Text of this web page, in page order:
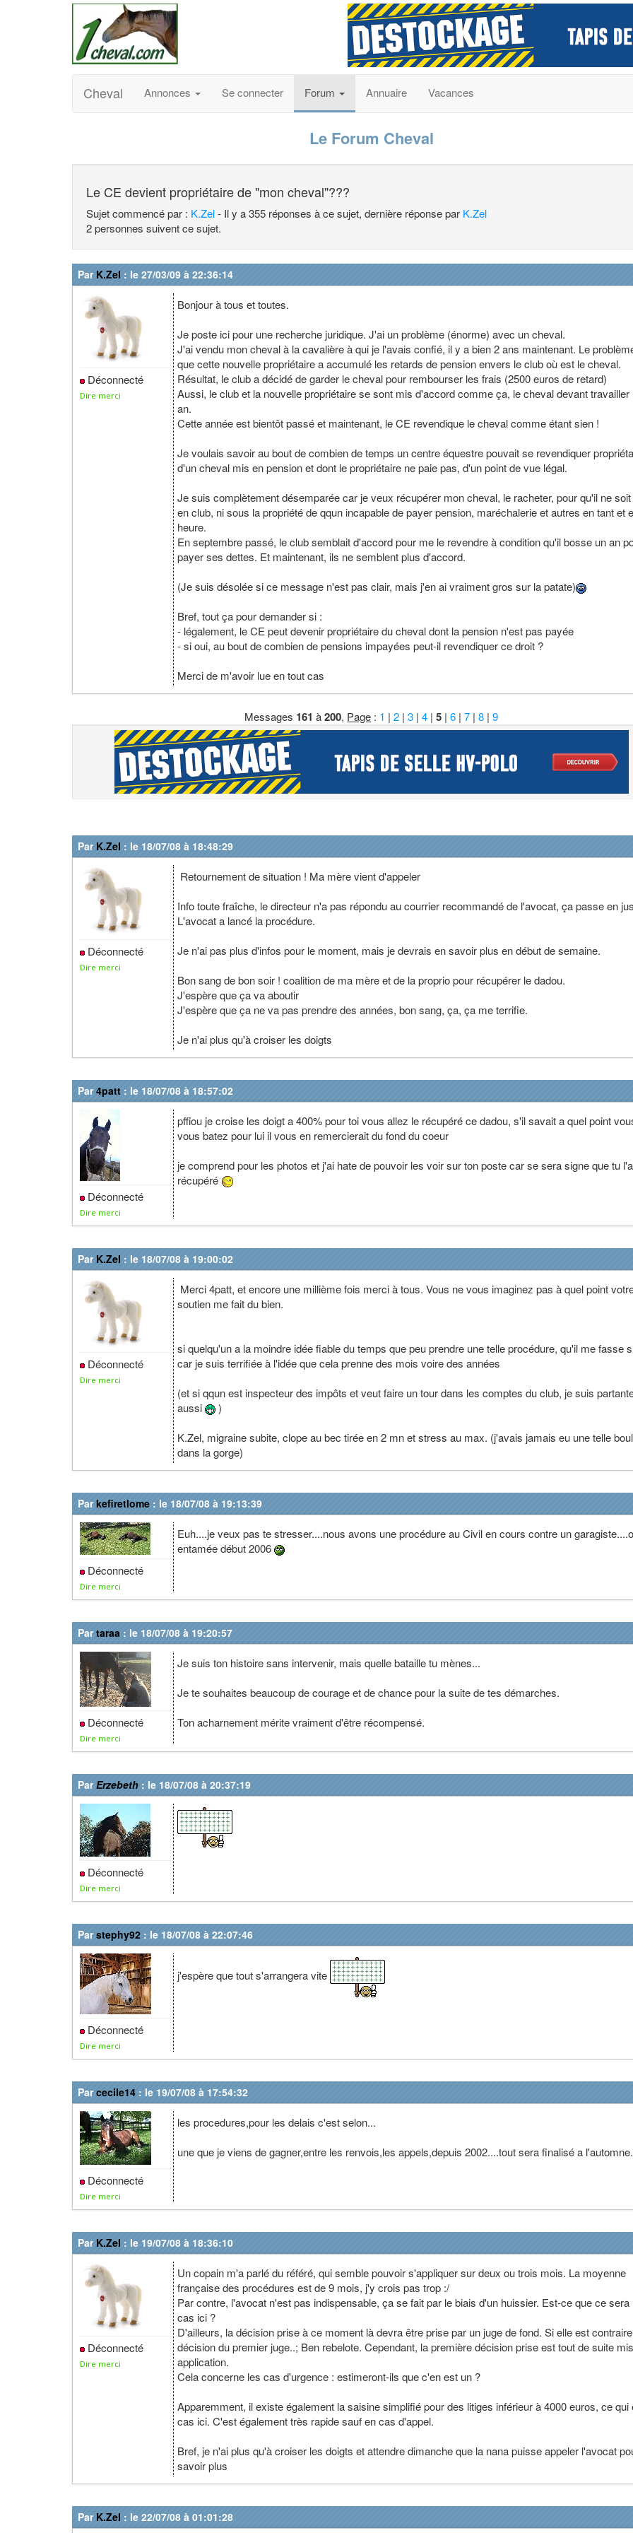
Cheval Annonces Se connecter Forum Annuaire Vacances
Le Forum Cheval
Le CE devient propriétaire de "mon cheval"???
Sujet commencé par : K.Zel- Il y a 355 réponses à ce sujet, dernière réponse par K.Zel
2 personnes suivent ce sujet.
Par K.Zel : le 27/03/09 à 22:36:14
Déconnecté
Dire merci
Bonjour à tous et toutes.
Je poste ici pour une recherche juridique. J'ai un problème (énorme) avec un cheval.
J'ai vendu mon cheval à la cavalière à qui je l'avais confié, il y a bien 2 ans maintenant. Le
que cette nouvelle propriétaire a accumulé les retards de pension envers le club où est le cheval.
Résultat, le club a décidé de garder le cheval pour rembourser les frais (2500 euros de retard)
Aussi, le club et la nouvelle propriétaire se sont mis d'accord comme ça, le cheval devant travailler
an.
Cette année est bientôt passé et maintenant, le CE revendique le cheval comme étant sien !
Je voulais savoir au bout de combien de temps un centre équestre pouvait se revendiquer
d'un cheval mis en pension et dont le propriétaire ne paie pas, d'un point de vue légal.
Je suis complètement désemparée car je veux récupérer mon cheval, le racheter, pour qu'il ne
en club, ni sous la propriété de qqun incapable de payer pension, maréchalerie et autres en tant et
heure.
En septembre passé, le club semblait d'accord pour me le revendre à condition qu'il bosse un an
payer ses dettes. Et maintenant, ils ne semblent plus d'accord.
(Je suis désolée si ce message n'est pas clair, mais j'en ai vraiment gros sur la patate)
Bref, tout ça pour demander si :
- légalement, le CE peut devenir propriétaire du cheval dont la pension n'est pas payée
- si oui, au bout de combien de pensions impayées peut-il revendiquer ce droit ?
Merci de m'avoir lue en tout cas
Messages 161 à200, Page : 1 |2 |3 |4 |5 |6 |7 |8 |9
Par K.Zel : le 18/07/08 à 18:48:29
Déconnecté
Dire merci
Retournement de situation ! Ma mère vient d'appeler
Info toute fraîche, le directeur n'a pas répondu au courrier recommandé de l'avocat, ça passe en
L'avocat a lancé la procédure.
Je n'ai pas plus d'infos pour le moment, mais je devrais en savoir plus en début de semaine.
Bon sang de bon soir ! coalition de ma mère et de la proprio pour récupérer le dadou.
J'espère que ça va aboutir
J'espère que ça ne va pas prendre des années, bon sang, ça, ça me terrifie.
Je n'ai plus qu'à croiser les doigts
Par4patt : le 18/07/08 à 18:57:02
Déconnecté
Dire merci
pffiou je croise les doigt a 400% pour toi vous allez le récupéré ce dadou, s'il savait a quel point
vous batez pour lui il vous en remercierait du fond du coeur
je comprend pour les photos et j'ai hate de pouvoir les voir sur ton poste car se sera signe que tu l'a
récupéré
Par K.Zel : le 18/07/08 à 19:00:02
Déconnecté
Dire merci
Merci 4patt, et encore une millième fois merci à tous. Vous ne vous imaginez pas à quel point
soutien me fait du bien.
si quelqu'un a la moindre idée fiable du temps que peu prendre une telle procédure, qu'il me fasse
car je suis terrifiée à l'idée que cela prenne des mois voire des années
(et si qqun est inspecteur des impôts et veut faire un tour dans les comptes du club, je suis
aussi
)
K.Zel, migraine subite, clope au bec tirée en 2 mn et stress au max. (j'avais jamais eu une telle
dans la gorge)
Parkefiretlome : le 18/07/08 à 19:13:39
Déconnecté
Dire merci
Euh....je veux pas te stresser....nous avons une procédure au Civil en cours contre un
entamée début 2006
Partaraa : le 18/07/08 à 19:20:57
Déconnecté
Dire merci
Je suis ton histoire sans intervenir, mais quelle bataille tu mènes...
Je te souhaites beaucoup de courage et de chance pour la suite de tes démarches.
Ton acharnement mérite vraiment d'être récompensé.
ParErzebeth : le 18/07/08 à 20:37:19
Déconnecté
Dire merci
Parstephy92 : le 18/07/08 à 22:07:46
Déconnecté
Dire merci
j'espère que tout s'arrangera vite
Parcecile14 : le 19/07/08 à 17:54:32
Déconnecté
Dire merci
les procedures,pour les delais c'est selon...
une que je viens de gagner,entre les renvois,les appels,depuis 2002....tout sera finalisé a
Par K.Zel : le 19/07/08 à 18:36:10
Déconnecté
Dire merci
Un copain m'a parlé du référé, qui semble pouvoir s'appliquer sur deux ou trois mois. La moyenne
française des procédures est de 9 mois, j'y crois pas trop :/
Par contre, l'avocat n'est pas indispensable, ça se fait par le biais d'un huissier. Est-ce que ce sera
cas ici ?
D'ailleurs, la décision prise à ce moment là devra être prise par un juge de fond. Si elle est
décision du premier juge..; Ben rebelote. Cependant, la première décision prise est tout de suite
application.
Cela concerne les cas d'urgence : estimeront-ils que c'en est un ?
Apparemment, il existe également la saisine simplifié pour des litiges inférieur à 4000 euros, ce qui
cas ici. C'est également très rapide sauf en cas d'appel.
Bref, je n'ai plus qu'à croiser les doigts et attendre dimanche que la nana puisse appeler l'avocat
savoir plus
Par K.Zel : le 22/07/08 à 01:01:28